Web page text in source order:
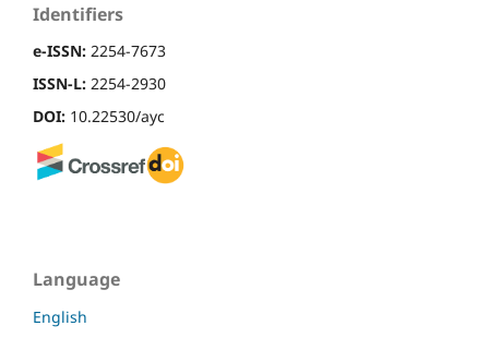
Identifiers
e-ISSN: 2254-7673
ISSN-L: 2254-2930
DOI: 10.22530/ayc
Language
English